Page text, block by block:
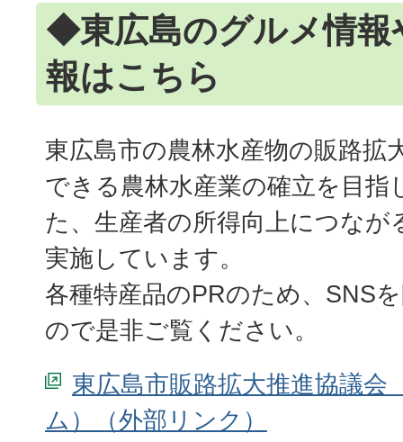
◆東広島のグルメ情報
報はこちら
東広島市の農林水産物の販路拡
できる農林水産業の確立を目指
た、生産者の所得向上につなが
実施しています。
各種特産品のPRのため、SNS
ので是非ご覧ください。
東広島市販路拡大推進協議会
ム）